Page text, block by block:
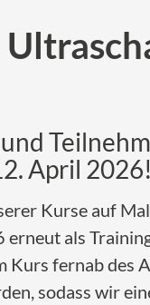
April 2026!
Kurse auf
als
Kurs fernab des
sodass wir